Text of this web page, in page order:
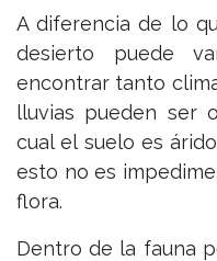
A diferencia de lo
desierto puede
encontrar tanto
lluvias pueden ser
cual el suelo es
esto no es
flora.
Dentro de la fauna